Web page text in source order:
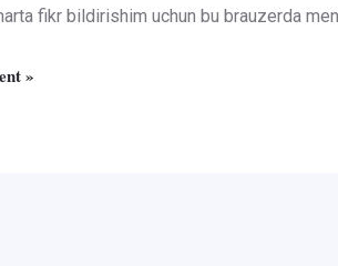
fikr bildirishim uchun bu brauzerda